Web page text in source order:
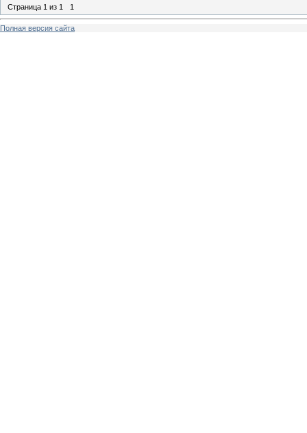
Страница 1 из 1 1
Полная версия сайта